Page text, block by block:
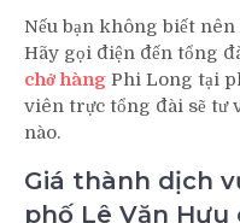
Nếu bạn không biết
Hãy gọi điện đến tổng
chở hàng Phi Long tại
viên trực tổng đài sẽ tư
nào.
Giá thành dịch
phố Lê Văn